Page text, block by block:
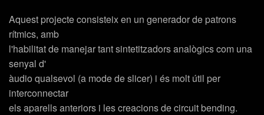
Aquest projecte consisteix en un generador de patrons
rítmics, amb
l'habilitat de manejar tant sintetitzadors analògics com una
senyal d'
àudio qualsevol (a mode de slicer) i és molt útil per
interconnectar
els aparells anteriors i les creacions de circuit bending.